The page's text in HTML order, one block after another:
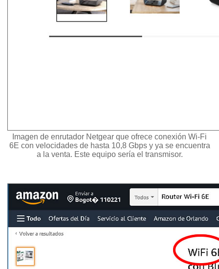
Imagen de enrutador Netgear que ofrece conexión Wi-Fi
6E con velocidades de hasta 10,8 Gbps y ya se encuentra
a la venta. Este equipo sería el transmisor.